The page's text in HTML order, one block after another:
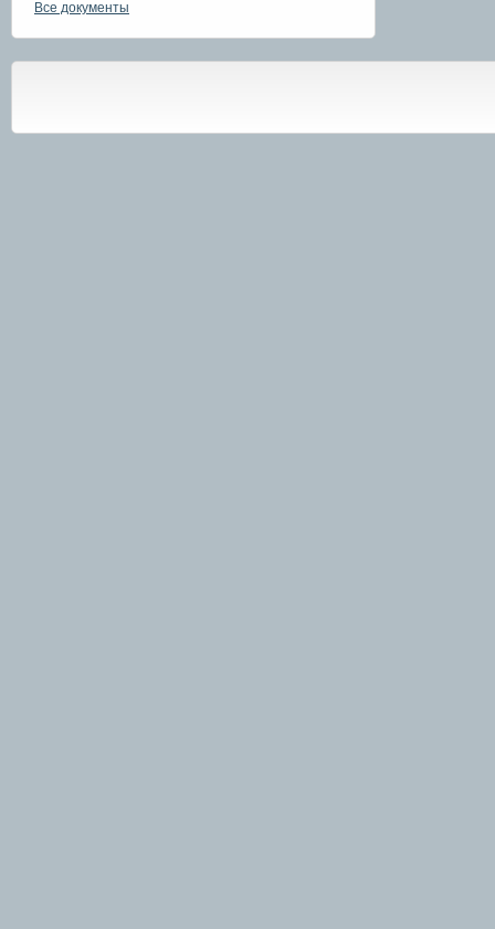
Все документы